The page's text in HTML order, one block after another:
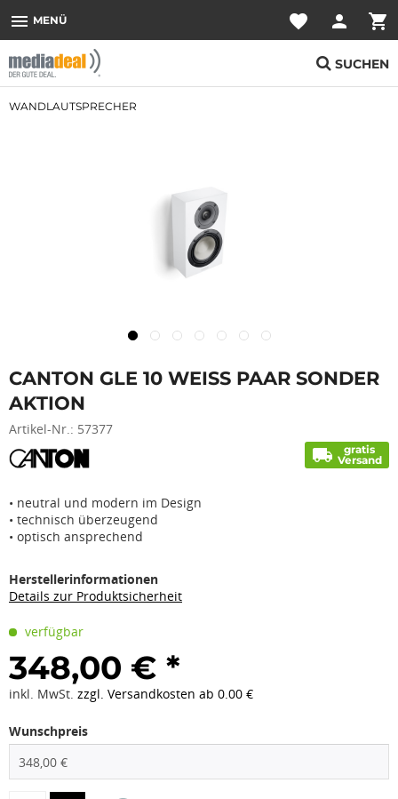
menu MENÜ favorite person shopping_cart
SUCHEN
WANDLAUTSPRECHER
CANTON GLE 10 WEISS PAAR SONDER
AKTION
Artikel-Nr.: 57377
local_shipping
gratis
Versand
• neutral und modern im Design
• technisch überzeugend
• optisch ansprechend
Herstellerinformationen
Details zur Produktsicherheit
verfügbar
348,00 € *
inkl. MwSt. zzgl. Versandkosten ab 0.00 €
Wunschpreis